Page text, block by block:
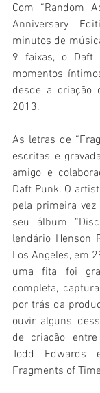
Com “Random
Anniversary
minutos de
9 faixas, o Daft
momentos
desde a criação
2013.
As letras de
escritas e
amigo e
Daft Punk. O
pela primeira vez
seu álbum
lendário Henson
Los Angeles, em
uma fita foi
completa,
por trás da
ouvir alguns
de criação
Todd Edwards
Fragments of